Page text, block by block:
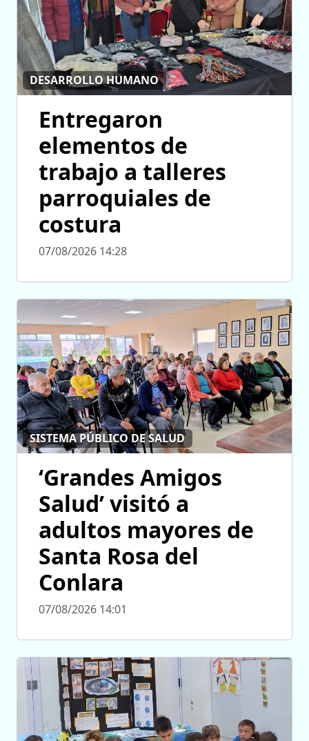
DESARROLLO HUMANO
Entregaron
elementos de
trabajo a talleres
parroquiales de
costura
07/08/2026 14:28
SISTEMA PÚBLICO DE SALUD
‘Grandes Amigos
Salud’ visitó a
adultos mayores de
Santa Rosa del
Conlara
07/08/2026 14:01